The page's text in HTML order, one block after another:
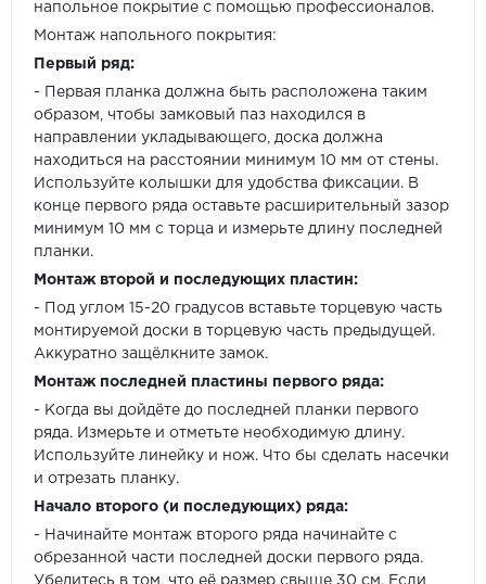
напольное покрытие с помощью профессионалов.
Монтаж напольного покрытия:
Первый ряд:
- Первая планка должна быть расположена таким
образом, чтобы замковый паз находился в
направлении укладывающего, доска должна
находиться на расстоянии минимум 10 мм от стены.
Используйте колышки для удобства фиксации. В
конце первого ряда оставьте расширительный зазор
минимум 10 мм с торца и измерьте длину последней
планки.
Монтаж второй и последующих пластин:
- Под углом 15-20 градусов вставьте торцевую часть
монтируемой доски в торцевую часть предыдущей.
Аккуратно защёлкните замок.
Монтаж последней пластины первого ряда:
- Когда вы дойдёте до последней планки первого
ряда. Измерьте и отметьте необходимую длину.
Используйте линейку и нож. Что бы сделать насечки
и отрезать планку.
Начало второго (и последующих) ряда:
- Начинайте монтаж второго ряда начинайте с
обрезанной части последней доски первого ряда.
Убедитесь в том, что её размер свыше 30 см. Если